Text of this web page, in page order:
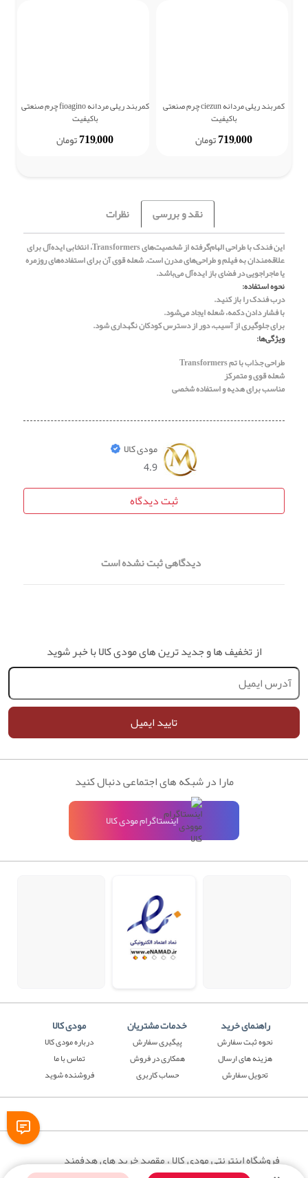
کمربند ریلی مردانه ciezun چرم صنعتی
باکیفیت
719,000تومان
کمربند ریلی مردانه fioagino چرم صنعتی
باکیفیت
719,000تومان
نقد و بررسی نظرات
این فندک با طراحی الهام‌گرفته از شخصیت‌های Transformers، انتخابی ایده‌آل برای
علاقه‌مندان به فیلم و طراحی‌های مدرن است. شعله قوی آن برای استفاده‌های روزمره
یا ماجراجویی در فضای باز ایده‌آل می‌باشد.
نحوه استفاده:
درب فندک را باز کنید.
با فشار دادن دکمه، شعله ایجاد می‌شود.
برای جلوگیری از آسیب، دور از دسترس کودکان نگهداری شود.
ویژگی‌ها:
طراحی جذاب با تم Transformers
شعله قوی و متمرکز
مناسب برای هدیه و استفاده شخصی
مودی کالا
4.9
ثبت دیدگاه
دیدگاهی ثبت نشده است
از تخفیف ها و جدید ترین های مودی کالا با خبر شوید
تایید ایمیل
مارا در شبکه های اجتماعی دنبال کنید
اینستاگرام مودی کالا
راهنمای خرید
نحوه ثبت سفارش
هزینه های ارسال
تحویل سفارش
خدمات مشتریان
پیگیری سفارش
همکاری در فروش
حساب کاربری
مودی کالا
درباره مودی کالا
تماس با ما
فروشنده شوید
فروشگاه اینترنتی مودی کالا ، مقصد خرید های هدفمند